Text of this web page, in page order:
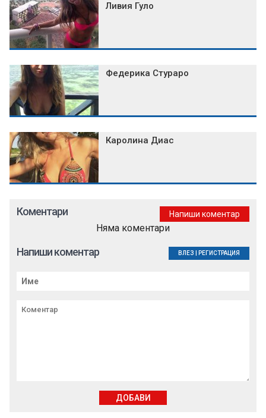
Ливия Гуло
Федерика Стураро
Каролина Диас
Коментари Напиши коментар
Няма коментари
Напиши коментар ВЛЕЗ РЕГИСТРАЦИЯ
ДОБАВИ